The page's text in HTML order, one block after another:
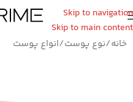
Skip to navigation
Skip to main content
خانه/نوع پوست/انواع پوست